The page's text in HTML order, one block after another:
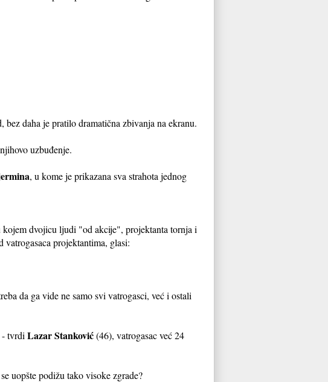
daha je pratilo dramatična zbivanja na ekranu.
uzbuđenje.
, u kome je prikazana sva strahota jednog
dvojicu ljudi "od akcije", projektanta tornja i
vatrogasaca projektantima, glasi:
da ga vide ne samo svi vatrogasci, već i ostali
- tvrdi Lazar Stanković(46), vatrogasac već 24
uopšte podižu tako visoke zgrade?